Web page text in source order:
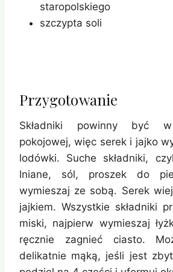
staropolskiego
szczypta soli
Przygotowanie
Składniki powinny być w
pokojowej, więc serek i jajko
lodówki. Suche składniki,
lniane, sól, proszek do
wymieszaj ze sobą. Serek
jajkiem. Wszystkie składniki
miski, najpierw wymieszaj
ręcznie zagnieć ciasto.
delikatnie mąką, jeśli jest